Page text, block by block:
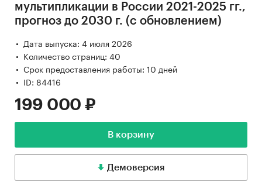
мультипликации в России 2021-2025 гг.,
прогноз до 2030 г. (с обновлением)
Дата выпуска: 4 июля 2026
Количество страниц: 40
Срок предоставления работы: 10 дней
ID: 84416
199 000 ₽
В корзину
Демоверсия